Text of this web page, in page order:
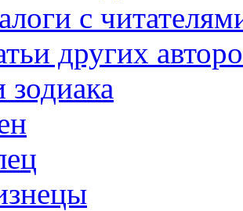
с
других
зодиака